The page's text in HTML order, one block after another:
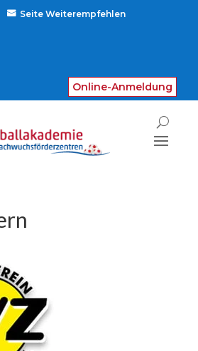
Seite Weiterempfehlen
Online-Anmeldung